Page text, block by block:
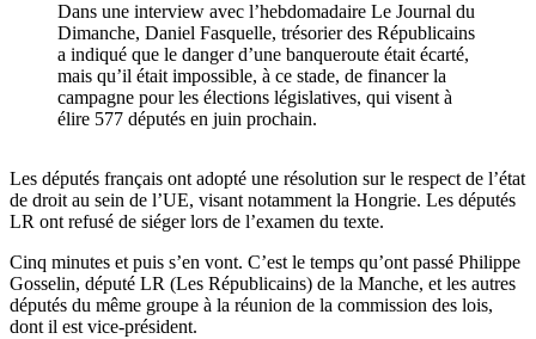
Dans une interview avec l’hebdomadaire Le Journal du
Dimanche, Daniel Fasquelle, trésorier des Républicains
a indiqué que le danger d’une banqueroute était écarté,
mais qu’il était impossible, à ce stade, de financer la
campagne pour les élections législatives, qui visent à
élire 577 députés en juin prochain.
Les députés français ont adopté une résolution sur le respect de l’état
de droit au sein de l’UE, visant notamment la Hongrie. Les députés
LR ont refusé de siéger lors de l’examen du texte.
Cinq minutes et puis s’en vont. C’est le temps qu’ont passé Philippe
Gosselin, député LR (Les Républicains) de la Manche, et les autres
députés du même groupe à la réunion de la commission des lois,
dont il est vice-président.